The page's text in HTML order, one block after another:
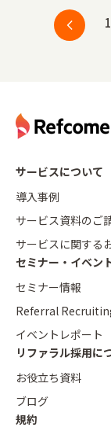
1
サービスについて
導入事例
サービス資料のご
サービスに関する
セミナー・イベン
セミナー情報
Referral
イベントレポート
リファラル採用に
お役立ち資料
ブログ
規約